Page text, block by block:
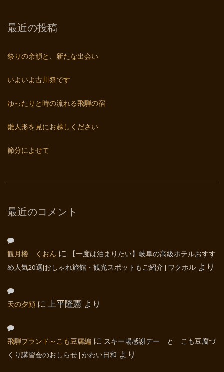
最近の投稿
祭りの余韻と、新たな出会い
いよいよ古川祭です
ゆったりと時の流れる飛騨の宿
雛人形を見にお越しください
節分によせて
最近のコメント
観月楼 くおん に
【一度は泊まりたい】岐阜の高級ホテルおすす
め人気20選|おしゃれ旅館・観光スポットもご紹介 | ワクホル より
天の夕顔 に 上平隆憲 より
飛騨ブランド～こも豆腐編 に スキー場感謝デー と こも豆腐づ
くり講習会のおしらせ | かわい日和 より